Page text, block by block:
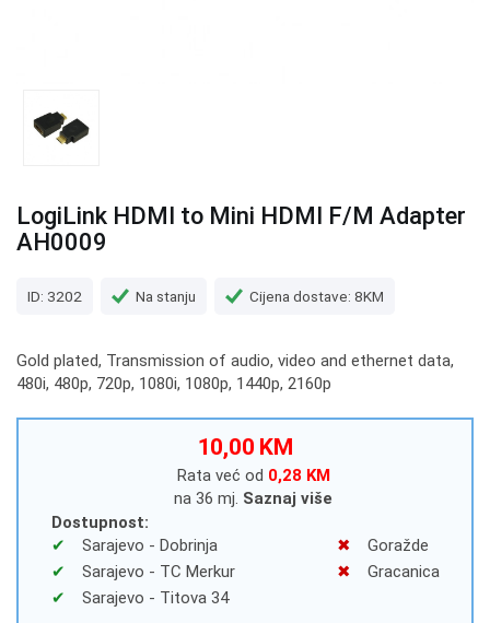
LogiLink HDMI to Mini HDMI F/M Adapter
AH0009
ID: 3202 Na stanju Cijena dostave: 8KM
Gold plated, Transmission of audio, video and ethernet data,
480i, 480p, 720p, 1080i, 1080p, 1440p, 2160p
10,00 KM
Rata već od 0,28 KM
na 36 mj. Saznaj više
Dostupnost:
Sarajevo - Dobrinja
Sarajevo - TC Merkur
Sarajevo - Titova 34
Goražde
Gracanica